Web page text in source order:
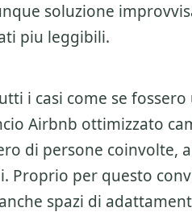
soluzione
piu leggibili.
i casi come se fossero
Airbnb ottimizzato
di persone coinvolte,
Proprio per questo
spazi di